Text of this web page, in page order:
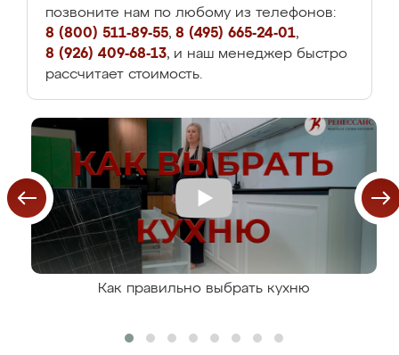
позвоните нам по любому из телефонов:
8 (800) 511-89-55, 8 (495) 665-24-01,
8 (926) 409-68-13, и наш менеджер быстро
рассчитает стоимость.
Как правильно выбрать кухню